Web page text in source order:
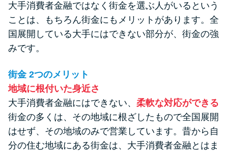
大手消費者金融ではなく街金を選ぶ人がいるという
ことは、もちろん街金にもメリットがあります。全
国展開している大手にはできない部分が、街金の強
みです。
街金 2つのメリット
地域に根付いた身近さ
大手消費者金融にはできない、 柔軟な対応ができる
街金の多くは、その地域に根ざしたもので全国展開
はせず、その地域のみで営業しています。昔から自
分の住む地域にある街金は、大手消費者金融とはま